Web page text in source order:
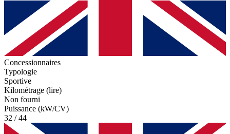
Concessionnaires
Typologie
Sportive
Kilométrage (lire)
Non fourni
Puissance (kW/CV)
32 / 44